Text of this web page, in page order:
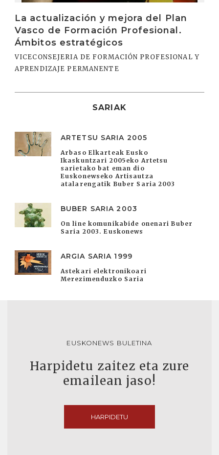
La actualización y mejora del Plan
Vasco de Formación Profesional.
Ámbitos estratégicos
VICECONSEJERIA DE FORMACIÓN PROFESIONAL Y
APRENDIZAJE PERMANENTE
SARIAK
ARTETSU SARIA 2005
Arbaso Elkarteak Eusko
Ikaskuntzari 2005eko Artetsu
sarietako bat eman dio
Euskonewseko Artisautza
atalarengatik Buber Saria 2003
BUBER SARIA 2003
On line komunikabide onenari Buber
Saria 2003. Euskonews
ARGIA SARIA 1999
Astekari elektronikoari
Merezimenduzko Saria
EUSKONEWS BULETINA
Harpidetu zaitez eta zure
emailean jaso!
HARPIDETU